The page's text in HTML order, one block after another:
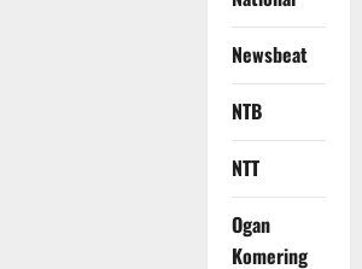
Newsbeat
NTB
NTT
Ogan
Komering